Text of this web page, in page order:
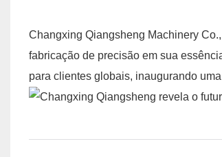
Changxing Qiangsheng Machinery
fabricação de precisão em sua
para clientes globais, inaugurando